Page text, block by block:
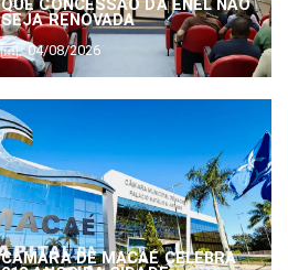
QUE CONCESSÃO DA ENEL NÃO
SEJA RENOVADA
04/08/2026
CÂMARA DE MACAÉ CELEBRA